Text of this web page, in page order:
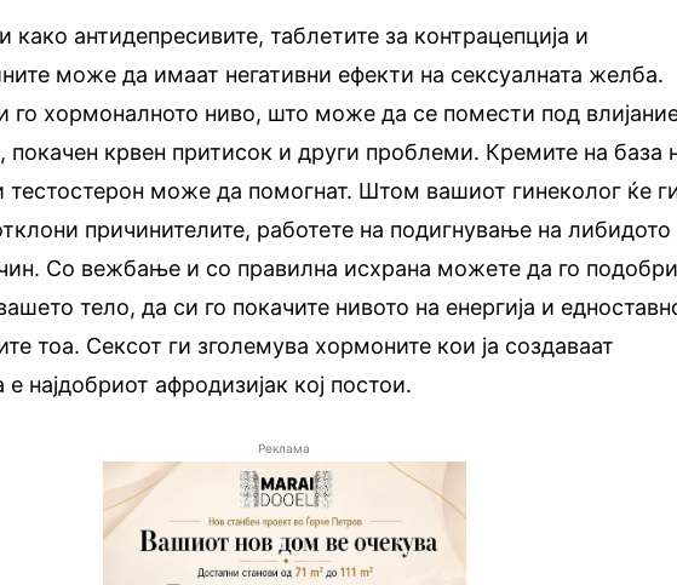
како антидепресивите, таблетите за контрацепција и
може да имаат негативни ефекти на сексуалната желба.
го хормоналното ниво, што може да се помести под
покачен крвен притисок и други проблеми. Кремите на база
тестостерон може да помогнат. Штом вашиот гинеколог ќе
причинителите, работете на подигнување на либидото
Со вежбање и со правилна исхрана можете да го
тело, да си го покачите нивото на енергија и
тоа. Сексот ги зголемува хормоните кои ја создаваат
најдобриот афродизијак кој постои.
Реклама